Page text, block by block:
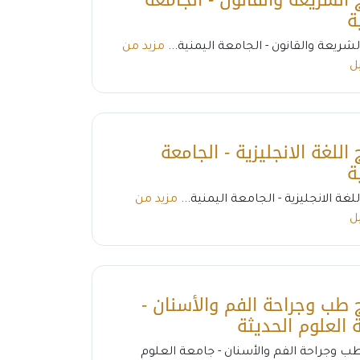
والقانون - الجامعة اليمنية... مزيد من
اللغة الانجليزية - الجامعة
الانجليزية - الجامعة اليمنية... مزيد من
طب وجراحة الفم والأسنان -
العلوم الحديثة
وجراحة الفم والأسنان - جامعة العلوم